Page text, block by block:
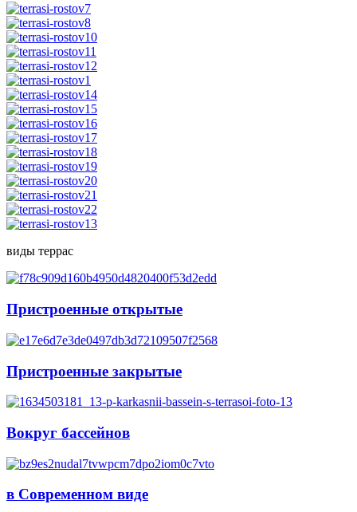
виды террас
Пристроенные открытые
Пристроенные закрытые
Вокруг бассейнов
в Современном виде